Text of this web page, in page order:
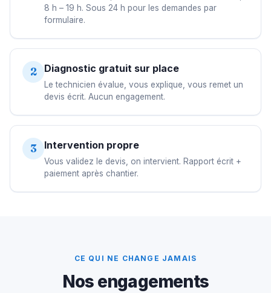
8 h – 19 h. Sous 24 h pour les demandes par
formulaire.
2 Diagnostic gratuit sur place
Le technicien évalue, vous explique, vous remet un
devis écrit. Aucun engagement.
3 Intervention propre
Vous validez le devis, on intervient. Rapport écrit +
paiement après chantier.
CE QUI NE CHANGE JAMAIS
Nos engagements